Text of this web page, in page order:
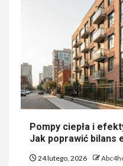
Pompy ciepła i
Jak poprawić bilans
24 lutego, 2026